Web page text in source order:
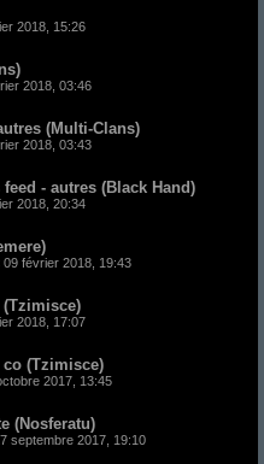
2018, 15:26
2018, 03:46
(Multi-Clans)
2018, 03:43
- autres (Black Hand)
2018, 20:34
09 février 2018, 19:43
2018, 17:07
(Tzimisce)
2017, 13:45
(Nosferatu)
septembre 2017, 19:10